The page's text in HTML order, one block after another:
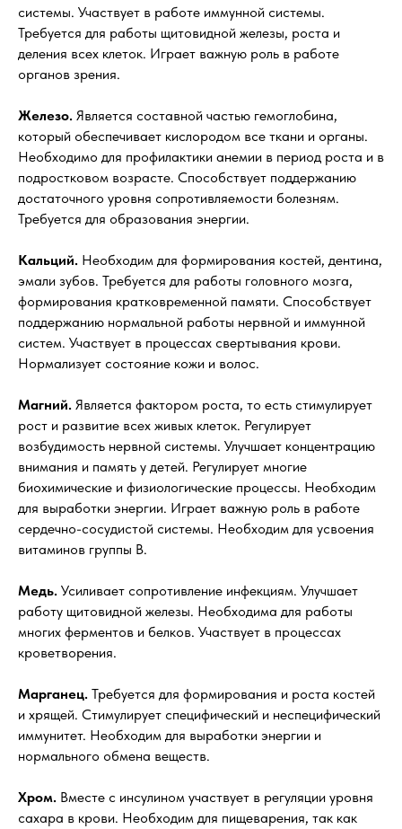
системы. Участвует в работе иммунной системы.
Требуется для работы щитовидной железы, роста и
деления всех клеток. Играет важную роль в работе
органов зрения.
Железо. Является составной частью гемоглобина,
который обеспечивает кислородом все ткани и органы.
Необходимо для профилактики анемии в период роста и в
подростковом возрасте. Способствует поддержанию
достаточного уровня сопротивляемости болезням.
Требуется для образования энергии.
Кальций. Необходим для формирования костей, дентина,
эмали зубов. Требуется для работы головного мозга,
формирования кратковременной памяти. Способствует
поддержанию нормальной работы нервной и иммунной
систем. Участвует в процессах свертывания крови.
Нормализует состояние кожи и волос.
Магний. Является фактором роста, то есть стимулирует
рост и развитие всех живых клеток. Регулирует
возбудимость нервной системы. Улучшает концентрацию
внимания и память у детей. Регулирует многие
биохимические и физиологические процессы. Необходим
для выработки энергии. Играет важную роль в работе
сердечно-сосудистой системы. Необходим для усвоения
витаминов группы В.
Медь. Усиливает сопротивление инфекциям. Улучшает
работу щитовидной железы. Необходима для работы
многих ферментов и белков. Участвует в процессах
кроветворения.
Марганец. Требуется для формирования и роста костей
и хрящей. Стимулирует специфический и неспецифический
иммунитет. Необходим для выработки энергии и
нормального обмена веществ.
Хром. Вместе с инсулином участвует в регуляции уровня
сахара в крови. Необходим для пищеварения, так как